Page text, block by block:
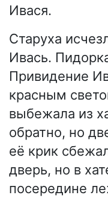
Ивася.
Старуха
Ивась.
Привидение
красным
выбежала из
обратно, но
её крик
дверь, но в
посередине